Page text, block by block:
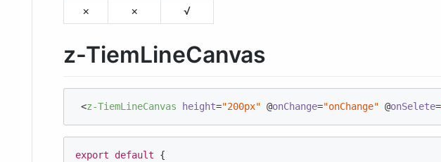
× × √
z-TiemLineCanvas
<z-TiemLineCanvas height="200px" @onChange="onChange" @onSelete=
export default {